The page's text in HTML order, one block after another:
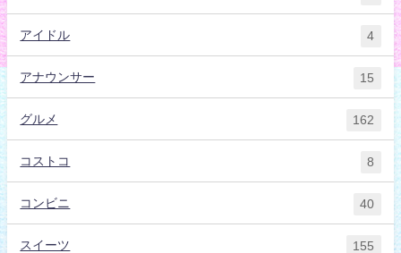
アイドル 4
アナウンサー 15
グルメ 162
コストコ 8
コンビニ 40
スイーツ 155